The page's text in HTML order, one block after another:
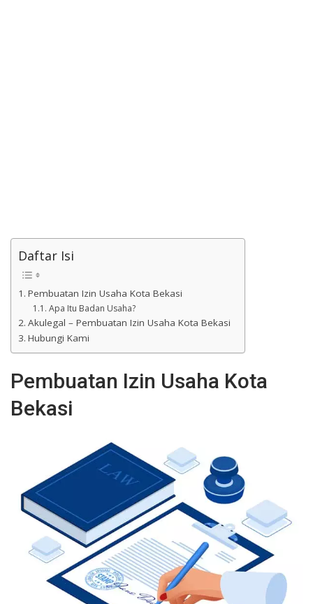
Daftar Isi
Pembuatan Izin Usaha Kota Bekasi
Apa Itu Badan Usaha?
Akulegal – Pembuatan Izin Usaha Kota Bekasi
Hubungi Kami
Pembuatan Izin Usaha Kota
Bekasi